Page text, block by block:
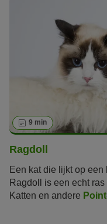
9 min
Ragdoll
Een kat die lijkt op
Ragdoll is een echt
Katten en andere